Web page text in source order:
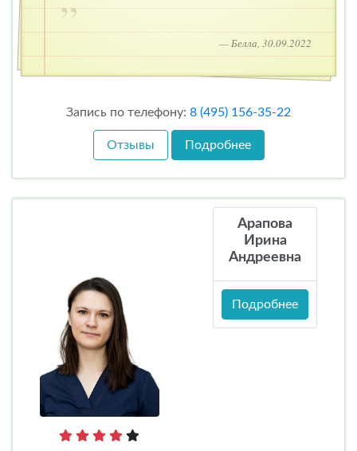
— Белла, 30.09.2022
Запись по телефону: 8 (495) 156-35-22
Отзывы Подробнее
Арапова
Ирина
Андреевна
Подробнее